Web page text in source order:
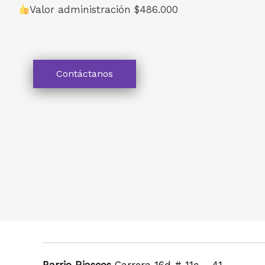
Valor administración $486.000
Contáctanos